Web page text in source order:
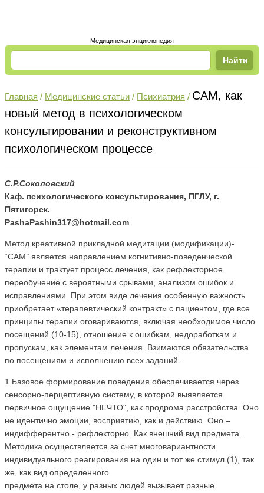
Медицинская энциклопедия
Главная / Медицинские статьи / Психиатрия / САМ, как
новый метод в психологическом
консультировании и реконструктивном
психологическом процессе
С.Р.Соколовский
Каф. психологического консультирования, ПГЛУ, г.
Пятигорск.
PashaPashin317@hotmail.com
Метод креативной прикладной медитации (модификации)-
“САМ’’ является направлением когнитивно-поведенческой
терапии и трактует процесс лечения, как рефлекторное
переобучение с вероятными срывами, анализом ошибок и
исправлениями. При этом виде лечения особенную важность
приобретает «терапевтический контракт» с пациентом, где все
принципы терапии оговариваются, включая необходимое число
посещений (10-15), отношение к ошибкам, недоработкам и
пропускам, как элементам лечения. Взимаются обязательства
по посещениям и исполнению всех заданий.
1.Базовое формирование поведения обеспечивается через
сенсорно-перцептивную систему, в которой выявляется
первичное ощущение "НЕЧТО", как продрома расстройства. Оно
не идентично эмоции, восприятию, как и действию. Оно –
индифферентно - рефлекторно. Как внешний вид предмета.
Методика осуществляется за счет многовариантности
индивидуального реагирования на один и тот же стимул (1), так
же, как вид определенного
предмета на столе, у разных людей вызывает разные